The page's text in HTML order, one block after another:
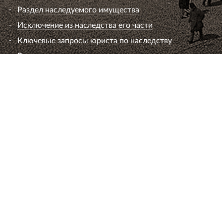
Раздел наследуемого имущества
Исключение из наследства его части
Ключевые запросы юриста по наследству
Вопросы к юристу по наследству